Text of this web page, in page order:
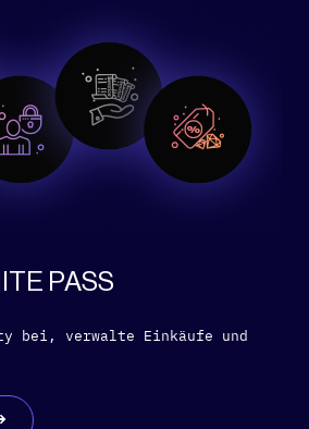
PASS
bei, verwalte Einkäufe und